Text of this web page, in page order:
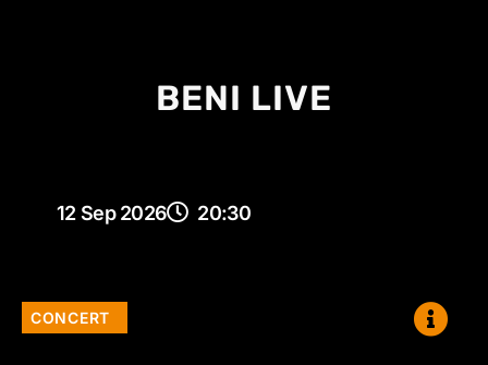
BENI LIVE
12 Sep 2026 20:30
CONCERT